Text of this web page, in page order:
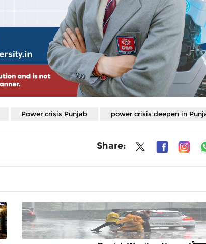
Power crisis Punjab power crisis deepen in
Share: